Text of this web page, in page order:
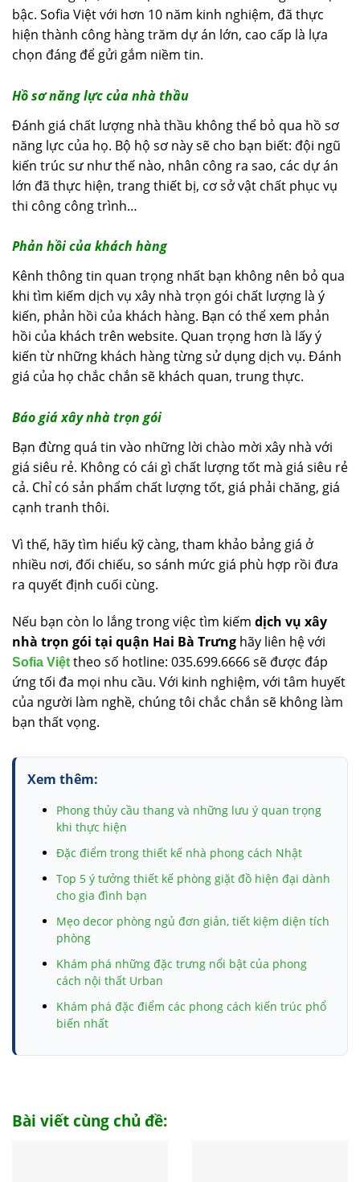
bậc. Sofia Việt với hơn 10 năm kinh nghiệm, đã thực
hiện thành công hàng trăm dự án lớn, cao cấp là lựa
chọn đáng để gửi gắm niềm tin.
Hồ sơ năng lực của nhà thầu
Đánh giá chất lượng nhà thầu không thể bỏ qua hồ sơ
năng lực của họ. Bộ hộ sơ này sẽ cho bạn biết: đội ngũ
kiến trúc sư như thế nào, nhân công ra sao, các dự án
lớn đã thực hiện, trang thiết bị, cơ sở vật chất phục vụ
thi công công trình…
Phản hồi của khách hàng
Kênh thông tin quan trọng nhất bạn không nên bỏ qua
khi tìm kiếm dịch vụ xây nhà trọn gói chất lượng là ý
kiến, phản hồi của khách hàng. Bạn có thể xem phản
hồi của khách trên website. Quan trọng hơn là lấy ý
kiến từ những khách hàng từng sử dụng dịch vụ. Đánh
giá của họ chắc chắn sẽ khách quan, trung thực.
Báo giá xây nhà trọn gói
Bạn đừng quá tin vào những lời chào mời xây nhà với
giá siêu rẻ. Không có cái gì chất lượng tốt mà giá siêu rẻ
cả. Chỉ có sản phẩm chất lượng tốt, giá phải chăng, giá
cạnh tranh thôi.
Vì thế, hãy tìm hiểu kỹ càng, tham khảo bảng giá ở
nhiều nơi, đối chiếu, so sánh mức giá phù hợp rồi đưa
ra quyết định cuối cùng.
Nếu bạn còn lo lắng trong việc tìm kiếm dịch vụ xây
nhà trọn gói tại quận Hai Bà Trưng hãy liên hệ với
Sofia Việt theo số hotline: 035.699.6666 sẽ được đáp
ứng tối đa mọi nhu cầu. Với kinh nghiệm, với tâm huyết
của người làm nghề, chúng tôi chắc chắn sẽ không làm
bạn thất vọng.
Xem thêm:
Phong thủy cầu thang và những lưu ý quan trọng
khi thực hiện
Đặc điểm trong thiết kế nhà phong cách Nhật
Top 5 ý tưởng thiết kế phòng giặt đồ hiện đại dành
cho gia đình bạn
Mẹo decor phòng ngủ đơn giản, tiết kiệm diện tích
phòng
Khám phá những đặc trưng nổi bật của phong
cách nội thất Urban
Khám phá đặc điểm các phong cách kiến trúc phổ
biến nhất
Top 10 đồ trang trí phòng ngủ cho không gian của
Bài viết cùng chủ đề: